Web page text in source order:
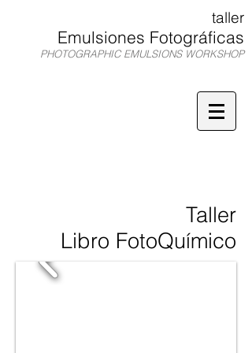
taller
Emulsiones Fotográficas
PHOTOGRAPHIC EMULSIONS WORKSHOP
Taller
Libro FotoQuímico